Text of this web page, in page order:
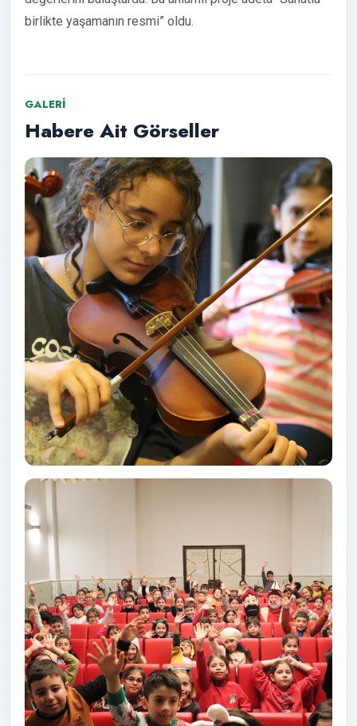
birlikte yaşamanın resmi” oldu.
GALERI
Habere Ait Görseller